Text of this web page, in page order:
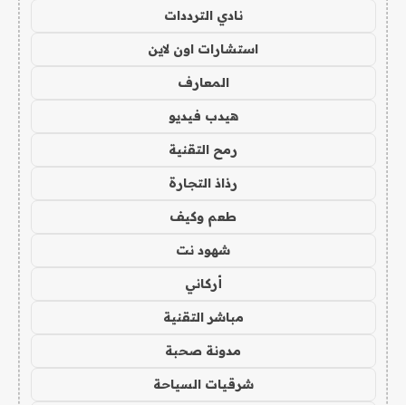
نادي الترددات
استشارات اون لاين
المعارف
هيدب فيديو
رمح التقنية
رذاذ التجارة
طعم وكيف
شهود نت
أركاني
مباشر التقنية
مدونة صحبة
شرقيات السياحة